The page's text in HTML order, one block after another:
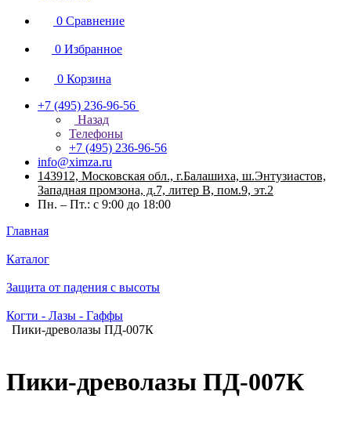
0 Сравнение
0 Избранное
0 Корзина
+7 (495) 236-96-56
Назад
Телефоны
+7 (495) 236-96-56
info@ximza.ru
143912, Московская обл., г.Балашиха, ш.Энтузиастов,
Западная промзона, д.7, литер В, пом.9, эт.2
Пн. – Пт.: с 9:00 до 18:00
Главная
Каталог
Защита от падения с высоты
Когти - Лазы - Гаффы
Пики-древолазы ПД-007К
Пики-древолазы ПД-007К